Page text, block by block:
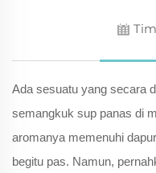
Ada sesuatu yang secara
semangkuk sup panas di
aromanya memenuhi
begitu pas. Namun,